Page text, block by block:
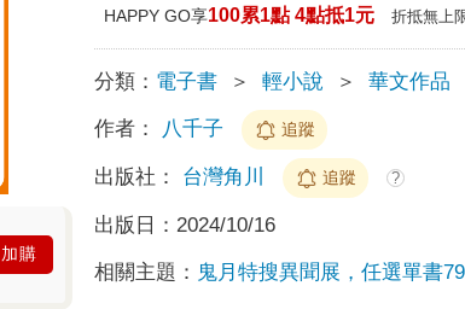
加購
HAPPY GO享100累1點 4點抵1元 折抵無上
分類： 電子書 ＞ 輕小說 ＞ 華文作品
作者： 八千子 追蹤
出版社： 台灣角川 追蹤 ?
出版日： 2024/10/16
相關主題： 鬼月特搜異聞展，任選單書